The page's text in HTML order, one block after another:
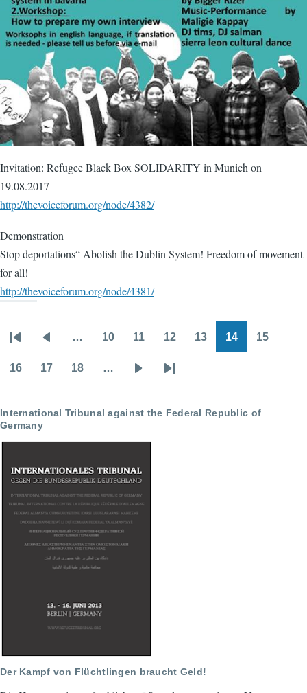
Invitation: Refugee Black Box SOLIDARITY in Munich on
19.08.2017
http://thevoiceforum.org/node/4382/
Demonstration
Stop deportations“ Abolish the Dublin System! Freedom of movement
for all!
http://thevoiceforum.org/node/4381/
Pagination
First
page
Previous
page
… 10 11 12 13 14 15
16 17 18 …
Last
International Tribunal against the Federal Republic of
Germany
Der Kampf von Flüchtlingen braucht Geld!